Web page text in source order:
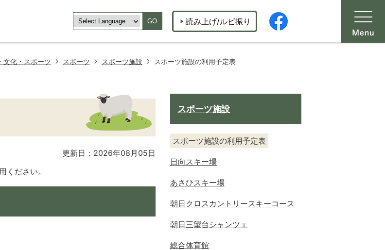
GO 読み上げ/ルビ振り
文化・スポーツ スポーツ スポーツ施設 スポーツ施設の利用予定表
更新日：2026年08月05日
ください。
スポーツ施設
スポーツ施設の利用予定表
日向スキー場
あさひスキー場
朝日クロスカントリースキーコース
朝日三望台シャンツェ
総合体育館